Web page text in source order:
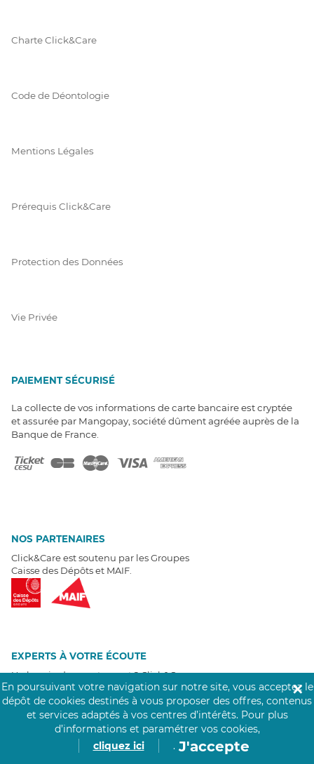
Charte Click&Care
Code de Déontologie
Mentions Légales
Prérequis Click&Care
Protection des Données
Vie Privée
PAIEMENT SÉCURISÉ
La collecte de vos informations de carte bancaire est cryptée
et assurée par Mangopay, société dûment agréée auprès de la
Banque de France.
NOS PARTENAIRES
Click&Care est soutenu par les Groupes
Caisse des Dépôts et MAIF.
EXPERTS À VOTRE ÉCOUTE
Un besoin de recrutement ? Click&Care vous accompagne par
téléphone 7/7.
Être rappelé aujourd'hui
MOIGNAGES CLIENTS
En poursuivant votre navigation sur notre site, vous acceptez le
dépôt de cookies destinés à vous proposer des offres, contenus
et services adaptés à vos centres d’intérêts. Pour plus
d’informations et paramétrer vos cookies,
cliquez ici
. J'accepte
✕